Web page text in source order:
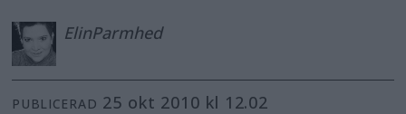
ElinParmhed
PUBLICERAD 25 okt 2010 kl 12.02